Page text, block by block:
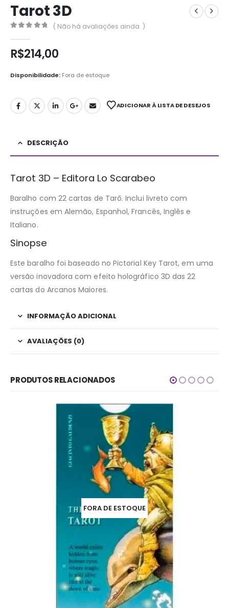
Tarot 3D
( Não há avaliações ainda. )
R$214,00
Disponibilidade: Fora de estoque
ADICIONAR À LISTA DE DESEJOS
DESCRIÇÃO
Tarot 3D – Editora Lo Scarabeo
Baralho com 22 cartas de Tarô. Inclui livreto com
instruções em Alemão, Espanhol, Francês, Inglês e
Italiano.
Sinopse
Este baralho foi baseado no Pictorial Key Tarot, em uma
versão inovadora com efeito holográfico 3D das 22
cartas do Arcanos Maiores.
INFORMAÇÃO ADICIONAL
AVALIAÇÕES (0)
PRODUTOS RELACIONADOS
FORA DE ESTOQUE